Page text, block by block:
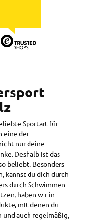
Sportart für
eine der
nur deine
Deshalb ist das
beliebt. Besonders
kannst du dich durch
durch Schwimmen
haben wir in
mit denen du
auch regelmäßig,